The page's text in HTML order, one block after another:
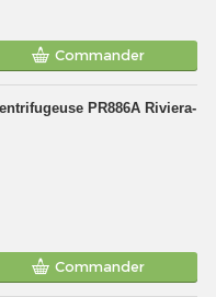
Commander
PR886A Riviera-
Commander